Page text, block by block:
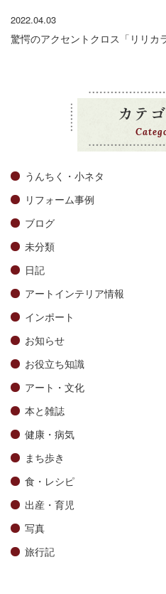
2022.04.03
驚愕のアクセントクロス「リリカ
カテ
うんちく・小ネタ
リフォーム事例
ブログ
未分類
日記
アートインテリア情報
インポート
お知らせ
お役立ち知識
アート・文化
本と雑誌
健康・病気
まち歩き
食・レシピ
出産・育児
写真
旅行記